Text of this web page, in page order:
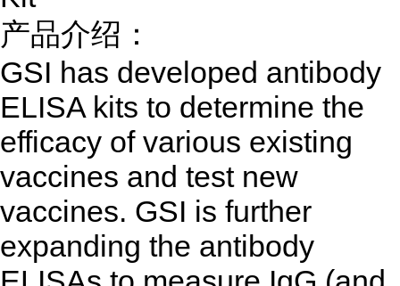
产品介绍：
GSI has developed antibody
ELISA kits to determine the
efficacy of various existing
vaccines and test new
vaccines. GSI is further
expanding the antibody